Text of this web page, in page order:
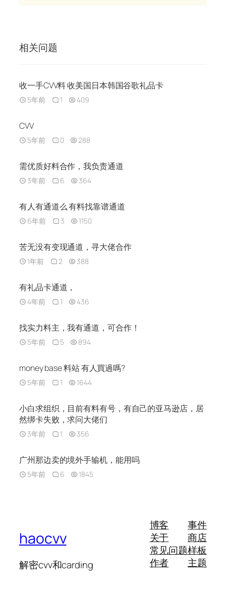
相关问题
收一手CVV料 收美国日本韩国谷歌礼品卡
5年前 1 409
CVV
5年前 0 288
需优质好料合作，我负责通道
3年前 6 364
有人有通道么 有料找靠谱通道
6年前 3 1150
苦无没有变现通道，寻大佬合作
1年前 2 388
有礼品卡通道，
4年前 1 436
找实力料主，我有通道，可合作！
5年前 5 894
money base 料站 有人買過嗎?
5年前 1 1644
小白求组织，目前有料有号，有自己的亚马逊店，居
然绑卡失败，求问大佬们
3年前 1 356
广州那边卖的境外手输机，能用吗
5年前 6 1845
haocvv
解密cvv和carding
博客
关于
常见问题
作者
事件
商店
样板
主题